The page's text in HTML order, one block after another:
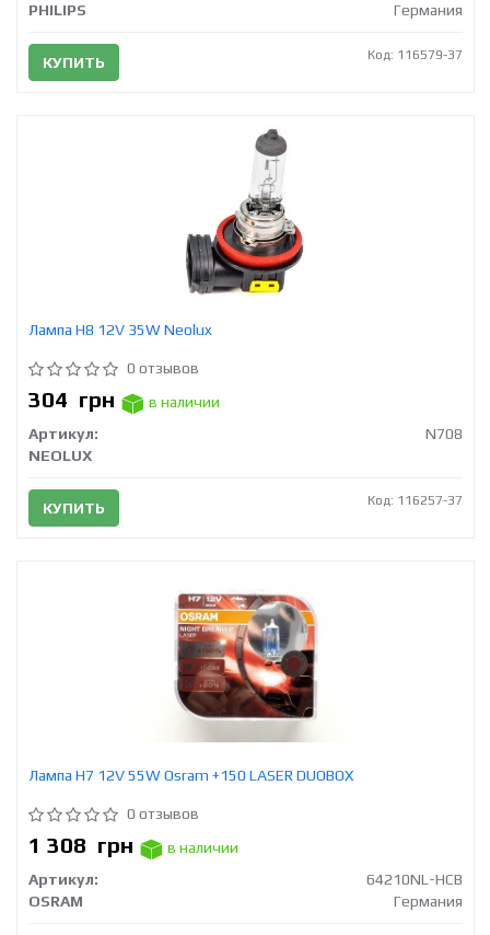
PHILIPS
Германия
КУПИТЬ Код: 116579-37
Лампа H8 12V 35W Neolux
0 отзывов
304 грн
в наличии
Артикул:
N708
NEOLUX
КУПИТЬ Код: 116257-37
Лампа H7 12V 55W Osram +150 LASER DUOBOX
0 отзывов
1 308 грн
в наличии
Артикул:
64210NL-HCB
OSRAM
Германия